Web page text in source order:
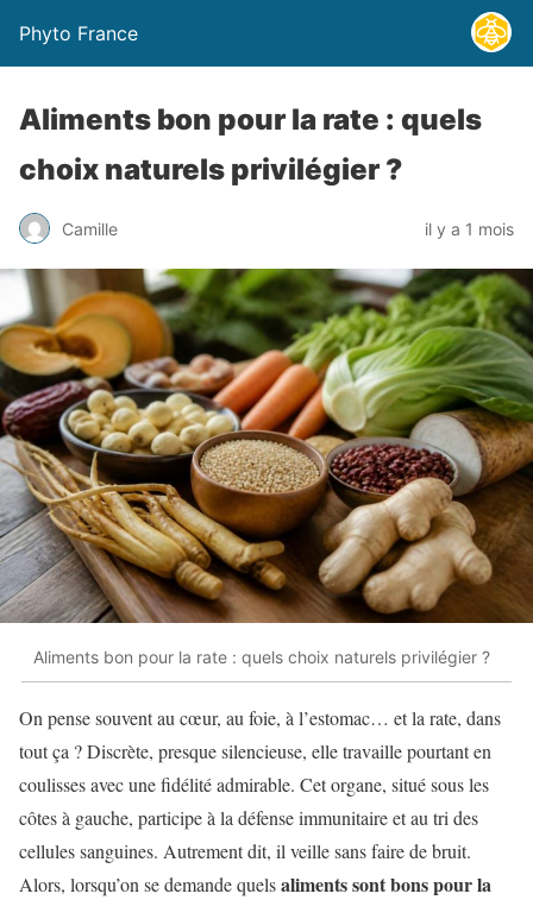
Phyto France
Aliments bon pour la rate : quels
choix naturels privilégier ?
Camille il y a 1 mois
Aliments bon pour la rate : quels choix naturels privilégier ?
On pense souvent au cœur, au foie, à l’estomac… et la rate, dans
tout ça ? Discrète, presque silencieuse, elle travaille pourtant en
coulisses avec une fidélité admirable. Cet organe, situé sous les
côtes à gauche, participe à la défense immunitaire et au tri des
cellules sanguines. Autrement dit, il veille sans faire de bruit.
Alors, lorsqu’on se demande quelsaliments sont bons pour la